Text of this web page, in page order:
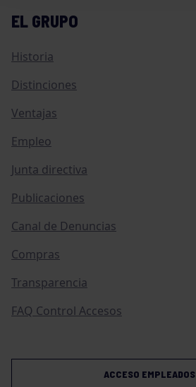
EL GRUPO
Historia
Distinciones
Ventajas
Empleo
Junta directiva
Publicaciones
Canal de Denuncias
Compras
Transparencia
FAQ Control Accesos
ACCESO EMPLEADOS